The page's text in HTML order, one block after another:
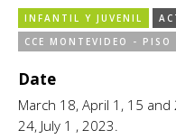
CCE en el interior/
Exposiciones
Formación
Género y Diversidad
INFANTIL Y JUVENIL
CCE MONTEVIDEO - PISO
Date
March 18, April 1, 15
24, July 1 , 2023.